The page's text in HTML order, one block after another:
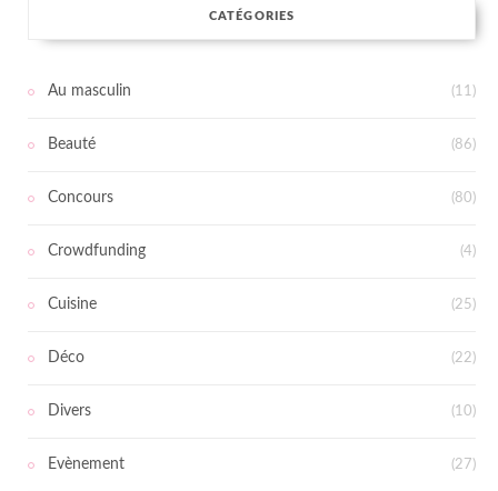
CATÉGORIES
Au masculin (11)
Beauté (86)
Concours (80)
Crowdfunding (4)
Cuisine (25)
Déco (22)
Divers (10)
Evènement (27)